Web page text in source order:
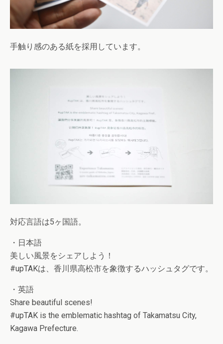
手触り感のある紙を採用しています。
対応言語は5ヶ国語。
・日本語
美しい風景をシェアしよう！
#upTAKは、香川県高松市を象徴するハッシュタグです。
・英語
Share beautiful scenes!
#upTAK is the emblematic hashtag of Takamatsu City,
Kagawa Prefecture.